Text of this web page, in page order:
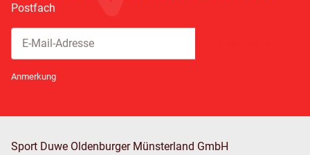
Postfach
Anmerkung
Sport Duwe Oldenburger Münsterland GmbH